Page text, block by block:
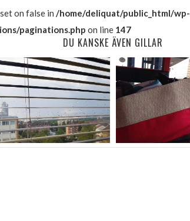
on false in /home/deliquat/public_html/wp-
paginations.php on line 147
DU KANSKE ÄVEN GILLAR